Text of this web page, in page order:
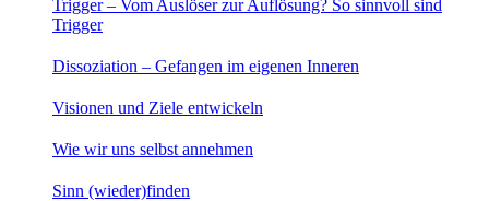
Trigger – Vom Auslöser zur Auflösung? So sinnvoll sind
Trigger
Dissoziation – Gefangen im eigenen Inneren
Visionen und Ziele entwickeln
Wie wir uns selbst annehmen
Sinn (wieder)finden